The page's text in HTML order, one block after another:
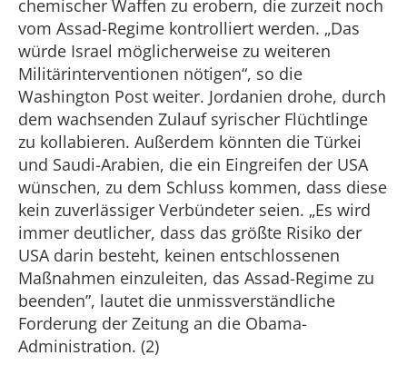
chemischer Waffen zu erobern, die zurzeit noch
vom Assad-Regime kontrolliert werden. „Das
würde Israel möglicherweise zu weiteren
Militärinterventionen nötigen“, so die
Washington Post weiter. Jordanien drohe, durch
dem wachsenden Zulauf syrischer Flüchtlinge
zu kollabieren. Außerdem könnten die Türkei
und Saudi-Arabien, die ein Eingreifen der USA
wünschen, zu dem Schluss kommen, dass diese
kein zuverlässiger Verbündeter seien. „Es wird
immer deutlicher, dass das größte Risiko der
USA darin besteht, keinen entschlossenen
Maßnahmen einzuleiten, das Assad-Regime zu
beenden”, lautet die unmissverständliche
Forderung der Zeitung an die Obama-
Administration. (2)